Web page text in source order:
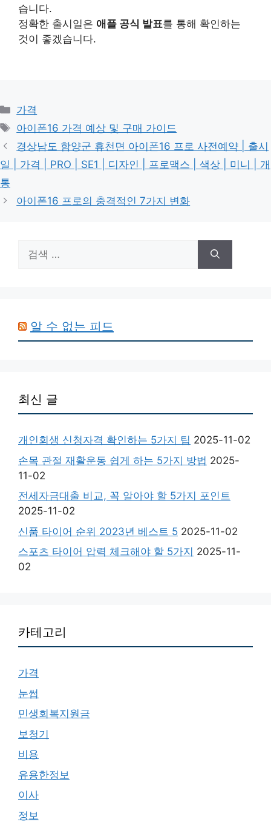
습니다.
정확한 출시일은 애플 공식 발표를 통해 확인하는
것이 좋겠습니다.
카
테
리
가격
태
그
아이폰16 가격 예상 및 구매 가이드
경상남도 함양군 휴천면 아이폰16 프로 사전예약 | 출시
일 | 가격 | PRO | SE1 | 디자인 | 프로맥스 | 색상 | 미니 | 개
통
아이폰16 프로의 충격적인 7가지 변화
색:
알 수 없는 피드
최신 글
개인회생 신청자격 확인하는 5가지 팁 2025-11-02
손목 관절 재활운동 쉽게 하는 5가지 방법 2025-
11-02
전세자금대출 비교, 꼭 알아야 할 5가지 포인트
2025-11-02
신품 타이어 순위 2023년 베스트 5 2025-11-02
스포츠 타이어 압력 체크해야 할 5가지 2025-11-
02
카테고리
가격
눈썹
민생회복지원금
보청기
비용
유용한정보
이사
정보